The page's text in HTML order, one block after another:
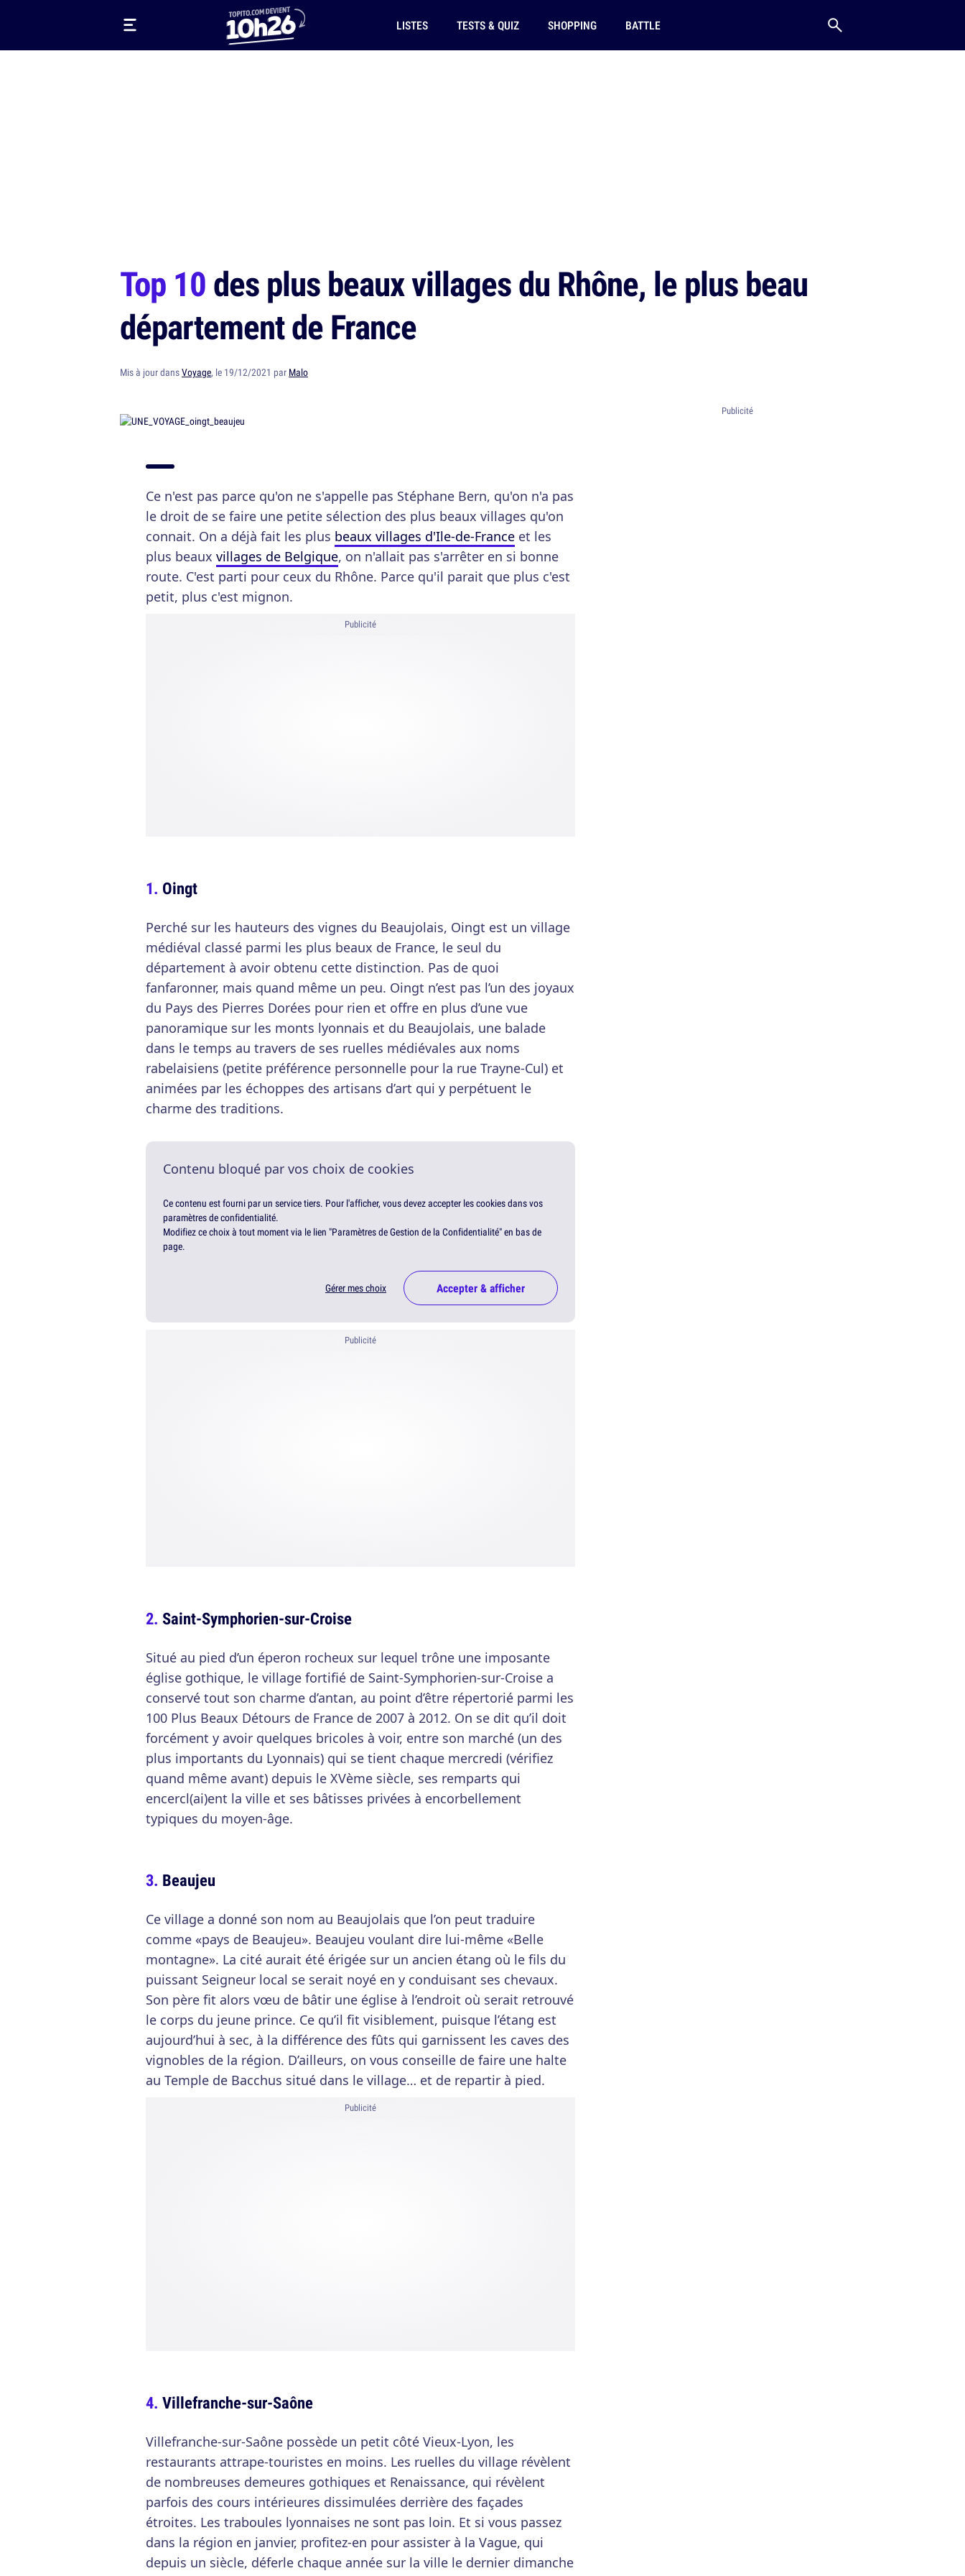
LISTES TESTS & QUIZ SHOPPING BATTLE
Top 10des plus beaux villages du Rhône, le plus beau
département de France
Mis à jour dansVoyage, le 19/12/2021 par Malo
Ce n'est pas parce qu'on ne s'appelle pas Stéphane Bern, qu'on n'a pas
le droit de se faire une petite sélection des plus beaux villages qu'on
connait. On a déjà fait les plus beaux villages d'Ile-de-France et les
plus beaux villages de Belgique, on n'allait pas s'arrêter en si bonne
route. C'est parti pour ceux du Rhône. Parce qu'il parait que plus c'est
petit, plus c'est mignon.
Publicité
Oingt
Perché sur les hauteurs des vignes du Beaujolais, Oingt est un village
médiéval classé parmi les plus beaux de France, le seul du
département à avoir obtenu cette distinction. Pas de quoi
fanfaronner, mais quand même un peu. Oingt n’est pas l’un des joyaux
du Pays des Pierres Dorées pour rien et offre en plus d’une vue
panoramique sur les monts lyonnais et du Beaujolais, une balade
dans le temps au travers de ses ruelles médiévales aux noms
rabelaisiens (petite préférence personnelle pour la rue Trayne-Cul) et
animées par les échoppes des artisans d’art qui y perpétuent le
charme des traditions.
Contenu bloqué par vos choix de cookies
Ce contenu est fourni par un service tiers. Pour l'afficher, vous devez accepter les cookies dans vos
paramètres de confidentialité.
Modifiez ce choix à tout moment via le lien "Paramètres de Gestion de la Confidentialité" en bas de
page.
Gérer mes choix Accepter & afficher
Publicité
Saint-Symphorien-sur-Croise
Situé au pied d’un éperon rocheux sur lequel trône une imposante
église gothique, le village fortifié de Saint-Symphorien-sur-Croise a
conservé tout son charme d’antan, au point d’être répertorié parmi les
100 Plus Beaux Détours de France de 2007 à 2012. On se dit qu’il doit
forcément y avoir quelques bricoles à voir, entre son marché (un des
plus importants du Lyonnais) qui se tient chaque mercredi (vérifiez
quand même avant) depuis le XVème siècle, ses remparts qui
encercl(ai)ent la ville et ses bâtisses privées à encorbellement
typiques du moyen-âge.
Beaujeu
Ce village a donné son nom au Beaujolais que l’on peut traduire
comme «pays de Beaujeu». Beaujeu voulant dire lui-même «Belle
montagne». La cité aurait été érigée sur un ancien étang où le fils du
puissant Seigneur local se serait noyé en y conduisant ses chevaux.
Son père fit alors vœu de bâtir une église à l’endroit où serait retrouvé
le corps du jeune prince. Ce qu’il fit visiblement, puisque l’étang est
aujourd’hui à sec, à la différence des fûts qui garnissent les caves des
vignobles de la région. D’ailleurs, on vous conseille de faire une halte
au Temple de Bacchus situé dans le village… et de repartir à pied.
Publicité
Villefranche-sur-Saône
Villefranche-sur-Saône possède un petit côté Vieux-Lyon, les
restaurants attrape-touristes en moins. Les ruelles du village révèlent
de nombreuses demeures gothiques et Renaissance, qui révèlent
parfois des cours intérieures dissimulées derrière des façades
étroites. Les traboules lyonnaises ne sont pas loin. Et si vous passez
dans la région en janvier, profitez-en pour assister à la Vague, qui
depuis un siècle, déferle chaque année sur la ville le dernier dimanche